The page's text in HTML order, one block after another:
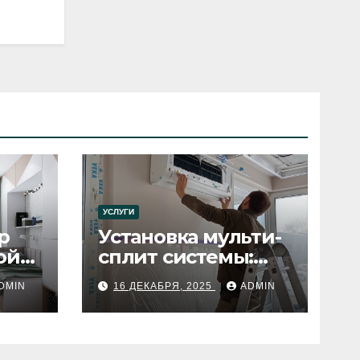
УСЛУГИ
Установка мульти-
сплит системы:
пошаговое
руководство
16 ДЕКАБРЯ, 2025 ADMIN